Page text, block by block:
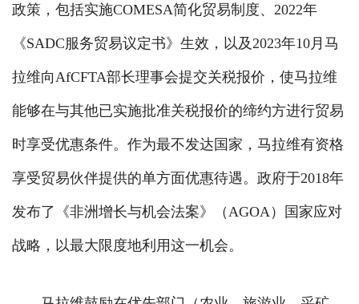
政策，包括实施COMESA简化贸易制度、2022年
《SADC服务贸易议定书》生效，以及2023年10月马
拉维向AfCFTA部长理事会提交关税报价，使马拉维
能够在与其他已实施批准关税报价的缔约方进行贸易
时享受优惠条件。作为最不发达国家，马拉维有资格
享受贸易伙伴提供的单方面优惠待遇。政府于2018年
发布了《非洲增长与机会法案》（AGOA）国家应对
战略，以最大限度地利用这一机会。